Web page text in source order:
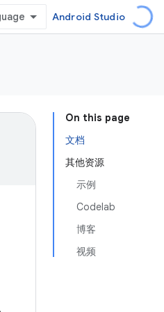
Android Studio
On this page
文档
其他资源
示例
Codelab
博客
视频